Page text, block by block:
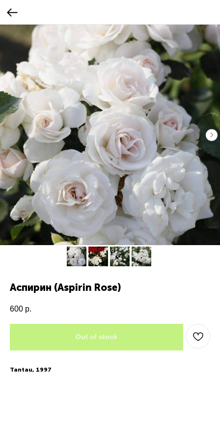
Аспирин (Aspirin Rose)
600 р.
Out of stock
Tantau, 1997